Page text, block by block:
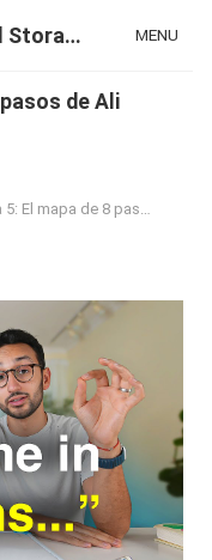
TeraBox Blog | 1TB Free Cloud Storage & All-in-One AI Space MENU
de Ali
de 8 pasos de Ali Abdaal